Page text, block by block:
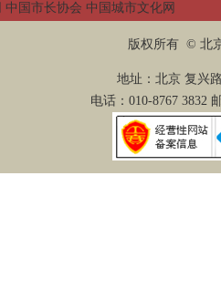
中国市长协会 中国城市文化网
版权所有 © 北
地址：北京 复兴
电话：010-8767 3832